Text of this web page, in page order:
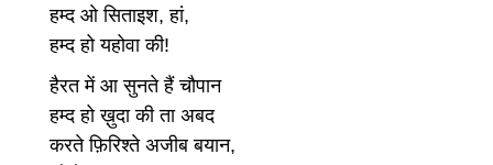
हम्द ओ सिताइश, हां,
हम्द हो यहोवा की!
हैरत में आ सुनते हैं चौपान
हम्द हो ख़ुदा की ता अबद
करते फ़िरिश्ते अजीब बयान,